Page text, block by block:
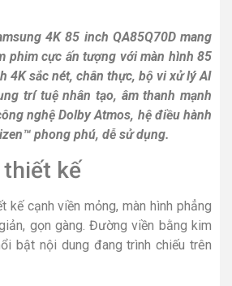
4K 85 inch QA85Q70D mang
phim cực ấn tượng với màn hình 85
4K sắc nét, chân thực, bộ vi xử lý AI
trí tuệ nhân tạo, âm thanh mạnh
nghệ Dolby Atmos, hệ điều hành
phong phú, dễ sử dụng.
thiết kế
kế cạnh viền mỏng, màn hình phẳng
gọn gàng. Đường viền bằng kim
bật nội dung đang trình chiếu trên